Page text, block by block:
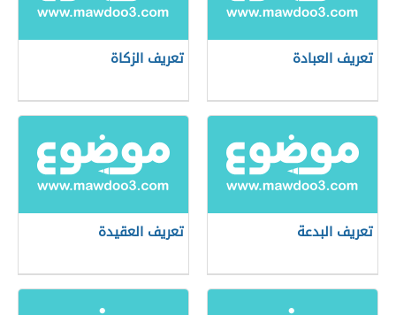
تعريف العبادة تعريف الزكاة
تعريف البدعة تعريف العقيدة